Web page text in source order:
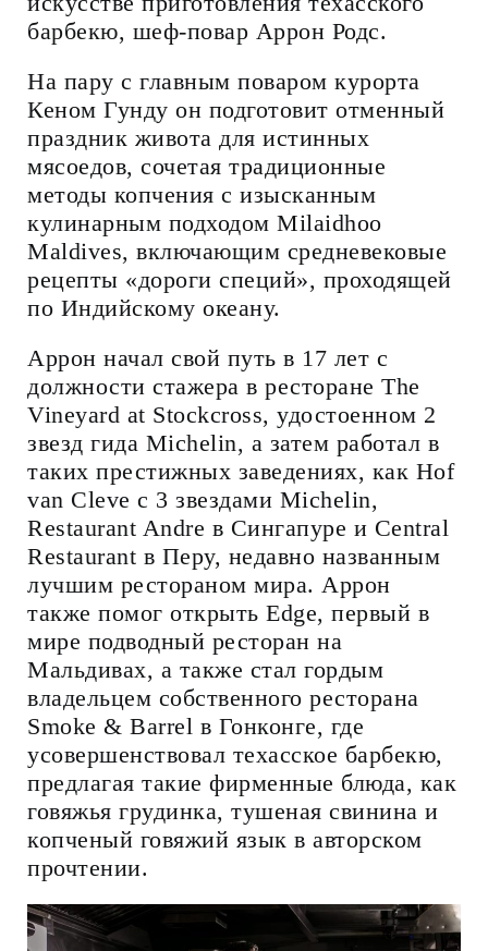
барбекю, шеф-повар Аррон Родс.
На пару с главным поваром курорта
Кеном Гунду он подготовит отменный
праздник живота для истинных
мясоедов, сочетая традиционные
методы копчения с изысканным
кулинарным подходом Milaidhoo
Maldives, включающим средневековые
рецепты «дороги специй», проходящей
по Индийскому океану.
Аррон начал свой путь в 17 лет с
должности стажера в ресторане The
Vineyard at Stockcross, удостоенном 2
звезд гида Michelin, а затем работал в
таких престижных заведениях, как Hof
van Cleve с 3 звездами Michelin,
Restaurant Andre в Сингапуре и Central
Restaurant в Перу, недавно названным
лучшим рестораном мира. Аррон
также помог открыть Edge, первый в
мире подводный ресторан на
Мальдивах, а также стал гордым
владельцем собственного ресторана
Smoke & Barrel в Гонконге, где
усовершенствовал техасское барбекю,
предлагая такие фирменные блюда, как
говяжья грудинка, тушеная свинина и
копченый говяжий язык в авторском
прочтении.